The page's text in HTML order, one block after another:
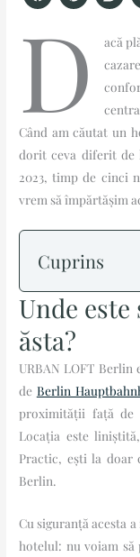
D acă
Când am căutat un
dorit ceva diferit de
2023, timp de cinci
vrem să împărtășim
Cuprins
Unde este
ăsta?
URBAN LOFT Berlin
de Berlin
proximității față de
Locația este
Practic, ești la doar
Berlin.
Cu siguranță acesta
hotelul: nu voiam